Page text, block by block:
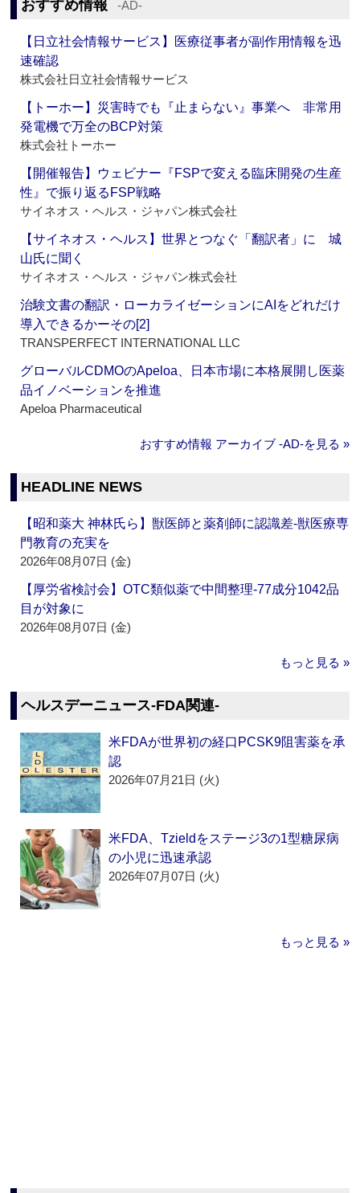
おすすめ情報 ‐AD‐
【日立社会情報サービス】医療従事者が副作用情報を迅
速確認
株式会社日立社会情報サービス
【トーホー】災害時でも『止まらない』事業へ 非常用
発電機で万全のBCP対策
株式会社トーホー
【開催報告】ウェビナー『FSPで変える臨床開発の生産
性』で振り返るFSP戦略
サイネオス・ヘルス・ジャパン株式会社
【サイネオス・ヘルス】世界とつなぐ「翻訳者」に 城
山氏に聞く
サイネオス・ヘルス・ジャパン株式会社
治験文書の翻訳・ローカライゼーションにAIをどれだけ
導入できるかーその[2]
TRANSPERFECT INTERNATIONAL LLC
グローバルCDMOのApeloa、日本市場に本格展開し医薬
品イノベーションを推進
Apeloa Pharmaceutical
おすすめ情報 アーカイブ ‐AD‐を見る »
HEADLINE NEWS
【昭和薬大 神林氏ら】獣医師と薬剤師に認識差‐獣医療専
門教育の充実を
2026年08月07日 (金)
【厚労省検討会】OTC類似薬で中間整理‐77成分1042品
目が対象に
2026年08月07日 (金)
もっと見る »
ヘルスデーニュース‐FDA関連‐
米FDAが世界初の経口PCSK9阻害薬を承
認
2026年07月21日 (火)
米FDA、Tzieldをステージ3の1型糖尿病
の小児に迅速承認
2026年07月07日 (火)
もっと見る »